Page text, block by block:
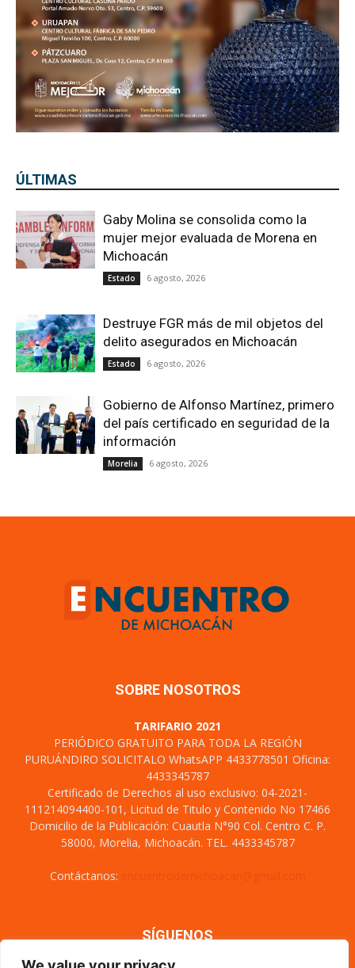
ÚLTIMAS
Gaby Molina se consolida como la
mujer mejor evaluada de Morena en
Michoacán
Estado 6 agosto, 2026
Destruye FGR más de mil objetos del
delito asegurados en Michoacán
Estado 6 agosto, 2026
Gobierno de Alfonso Martínez, primero
del país certificado en seguridad de la
información
Morelia 6 agosto, 2026
SOBRE NOSOTROS
TARIFARIO 2021
PERIÓDICO GRATUITO PARA TODA LA REGIÓN
PURUÁNDIRO SOLICITALO WhatsAPP 4433778501 Oficina:
4433345787
Certificado de Derechos al uso exclusivo: 04-2021-
111214094400-101, Licitud de Titulo y Contenido No 17466
Domicilio de la Publicación: Cuautla N°90 Col. Centro C. P.
58000, Morelia, Michoacán. TEL. 4433345787
Contáctanos:
SÍGUENOS